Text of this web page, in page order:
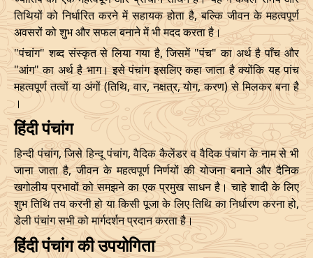
29/09/2026 06:12 Swarglok 29/09/2026
October, 2026
Start
Bhadra
Name
End
Date Time Date
02/10/2026 10:15 Swarglok 02/10/2026
05/10/2026 15:00 Mrityulok 06/10/2026
08/10/2026 22:15
Mrityulok
Patallok
09/10/2026
Date Time Date Time
14/12/2026 22:31 19/12/2026 15:57
तिथियों को निर्धारित करने में सहायक होता है, बल्कि जीवन के महत्वपूर्ण
अवसरों को शुभ और सफल बनाने में भी मदद करता है।
"पंचांग" शब्द संस्कृत से लिया गया है, जिसमें "पंच" का अर्थ है पाँच और
"आंग" का अर्थ है भाग। इसे पंचांग इसलिए कहा जाता है क्योंकि यह पांच
महत्वपूर्ण तत्वों या अंगों (तिथि, वार, नक्षत्र, योग, करण) से मिलकर बना है
।
हिंदी पंचांग
हिन्दी पंचांग, जिसे हिन्दू पंचांग, वैदिक कैलेंडर व वैदिक पंचांग के नाम से भी
जाना जाता है, जीवन के महत्वपूर्ण निर्णयों की योजना बनाने और दैनिक
खगोलीय प्रभावों को समझने का एक प्रमुख साधन है। चाहे शादी के लिए
शुभ तिथि तय करनी हो या किसी पूजा के लिए तिथि का निर्धारण करना हो,
डेली पंचांग सभी को मार्गदर्शन प्रदान करता है।
हिंदी पंचांग की उपयोगिता